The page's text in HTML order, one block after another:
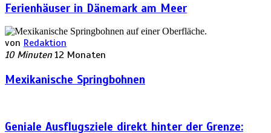
Ferienhäuser in Dänemark am Meer
von Redaktion
10 Minuten 12 Monaten
Mexikanische Springbohnen
Geniale Ausflugsziele direkt hinter der Grenze: